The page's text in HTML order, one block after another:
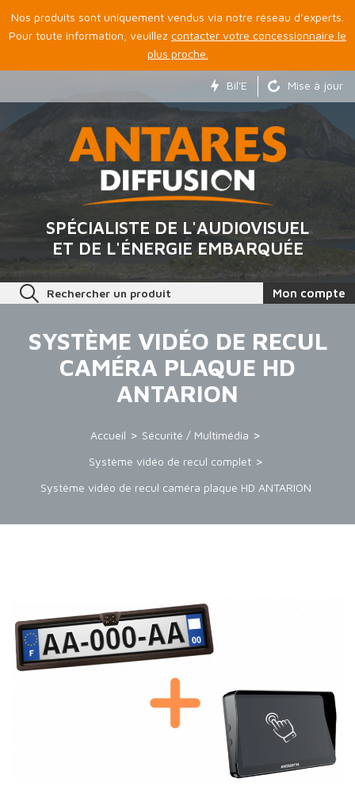
Nos produits sont uniquement vendus via notre réseau d’experts.
Pour toute information, veuillez contacter votre concessionnaire le
plus proche.
Bil'E Mise à jour
SPÉCIALISTE DE L'AUDIOVISUEL
ET DE L'ÉNERGIE EMBARQUÉE
Rechercher un produit Mon compte
SYSTÈME VIDÉO DE RECUL
CAMÉRA PLAQUE HD
ANTARION
Accueil
Sécurité / Multimédia
Système vidéo de recul complet
Système vidéo de recul caméra plaque HD ANTARION